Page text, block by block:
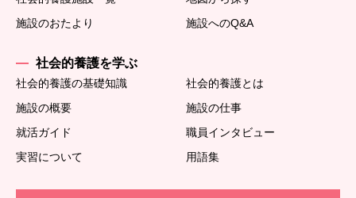
施設のおたより
施設へのQ&A
社会的養護を学ぶ
社会的養護の基礎知識
社会的養護とは
施設の概要
施設の仕事
就活ガイド
職員インタビュー
実習について
用語集